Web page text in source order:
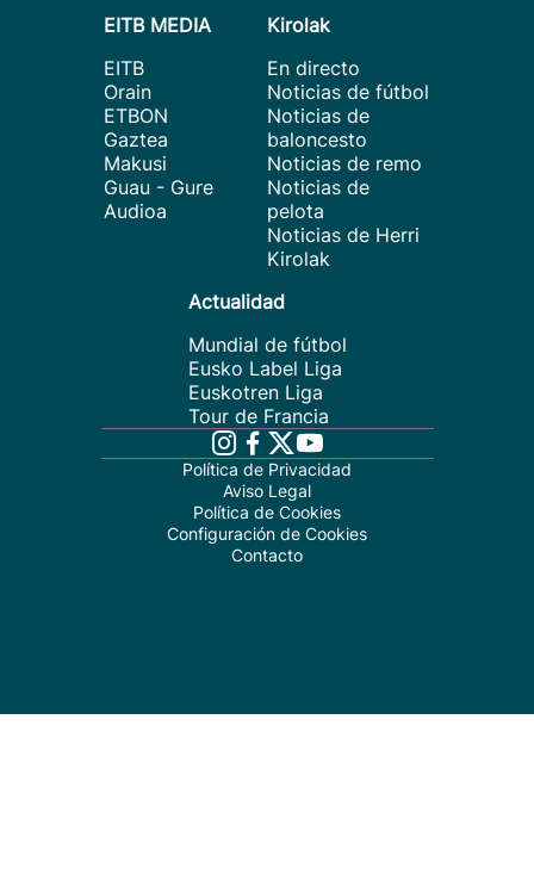
EITB MEDIA
EITB
Orain
ETBON
Gaztea
Makusi
Guau - Gure
Audioa
Kirolak
En directo
Noticias de fútbol
Noticias de
baloncesto
Noticias de remo
Noticias de
pelota
Noticias de Herri
Kirolak
Actualidad
Mundial de fútbol
Eusko Label Liga
Euskotren Liga
Tour de Francia
Política de Privacidad
Aviso Legal
Política de Cookies
Configuración de Cookies
Contacto